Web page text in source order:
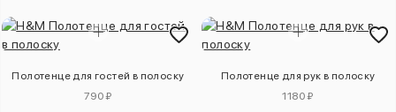
Полотенце для гостей в полоску
790 ₽
Полотенце для рук в полоску
1180 ₽